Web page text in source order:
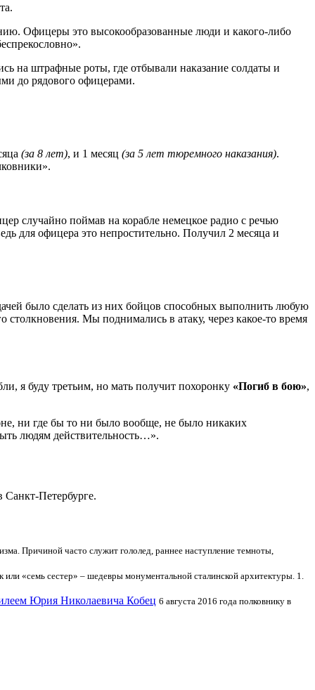
Офицеры это высокообразованные люди и какого-либо
на штрафные роты, где отбывали наказание солдаты и
до рядового офицерами.
(за 8 лет), и 1 месяц (за 5 лет тюремного наказания).
случайно поймав на корабле немецкое радио с речью
для офицера это непростительно. Получил 2 месяца и
было сделать из них бойцов способных выполнить любую
Мы поднимались в атаку, через какое-то время
я буду третьим, но мать получит похоронку «Погиб в бою»,
ни где бы то ни было вообще, не было никаких
людям действительность…».
Петербурге.
Причиной часто служит гололед, раннее наступление темноты,
«семь сестер» – шедевры монументальной сталинской архитектуры. 1.
Юрия Николаевича Кобец 6 августа 2016 года полковнику в